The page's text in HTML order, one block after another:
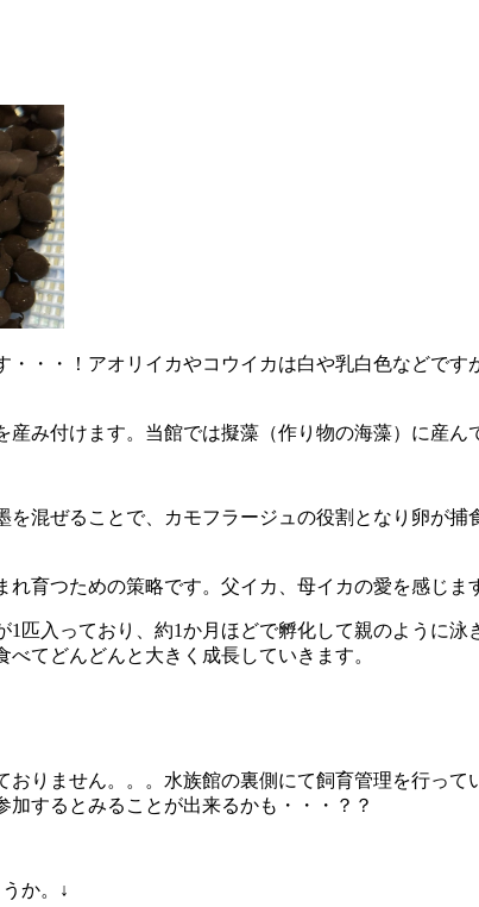
・・・！アオリイカやコウイカは白や乳白色などです
み付けます。当館では擬藻（作り物の海藻）に産ん
を混ぜることで、カモフラージュの役割となり卵が捕
育つための策略です。父イカ、母イカの愛を感じま
1匹入っており、約1か月ほどで孵化して親のように泳
てどんどんと大きく成長していきます。
おりません。。。水族館の裏側にて飼育管理を行って
するとみることが出来るかも・・・？？
か。↓